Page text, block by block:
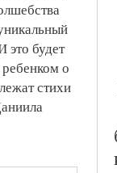
это будет
ребенком о
стихи